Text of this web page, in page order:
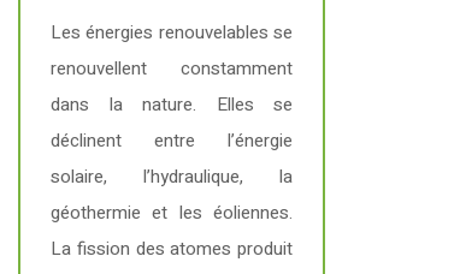
Les énergies renouvelables se
renouvellent constamment
dans la nature. Elles se
déclinent entre l’énergie
solaire, l’hydraulique, la
géothermie et les éoliennes.
La fission des atomes produit